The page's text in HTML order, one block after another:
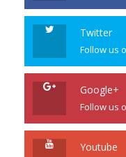
Twitter
Follow us
Google+
Follow us
Youtube